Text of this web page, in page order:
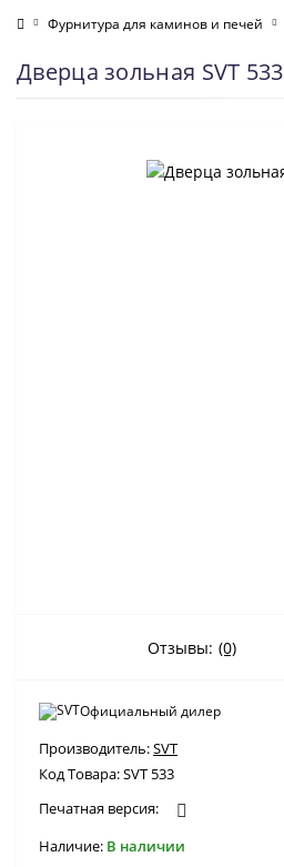
Фурнитура для каминов и печей
Дверца зольная SVT 533
Отзывы: (0)
Производитель:SVT
Код Товара:SVT 533
Печатная версия:
Наличие: В наличии
Официальный дилер